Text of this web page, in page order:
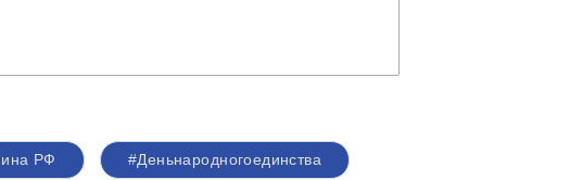
РФ #Деньнародногоединства